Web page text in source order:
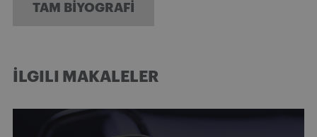
TAM BIYOGRAFI
İLGILI MAKALELER